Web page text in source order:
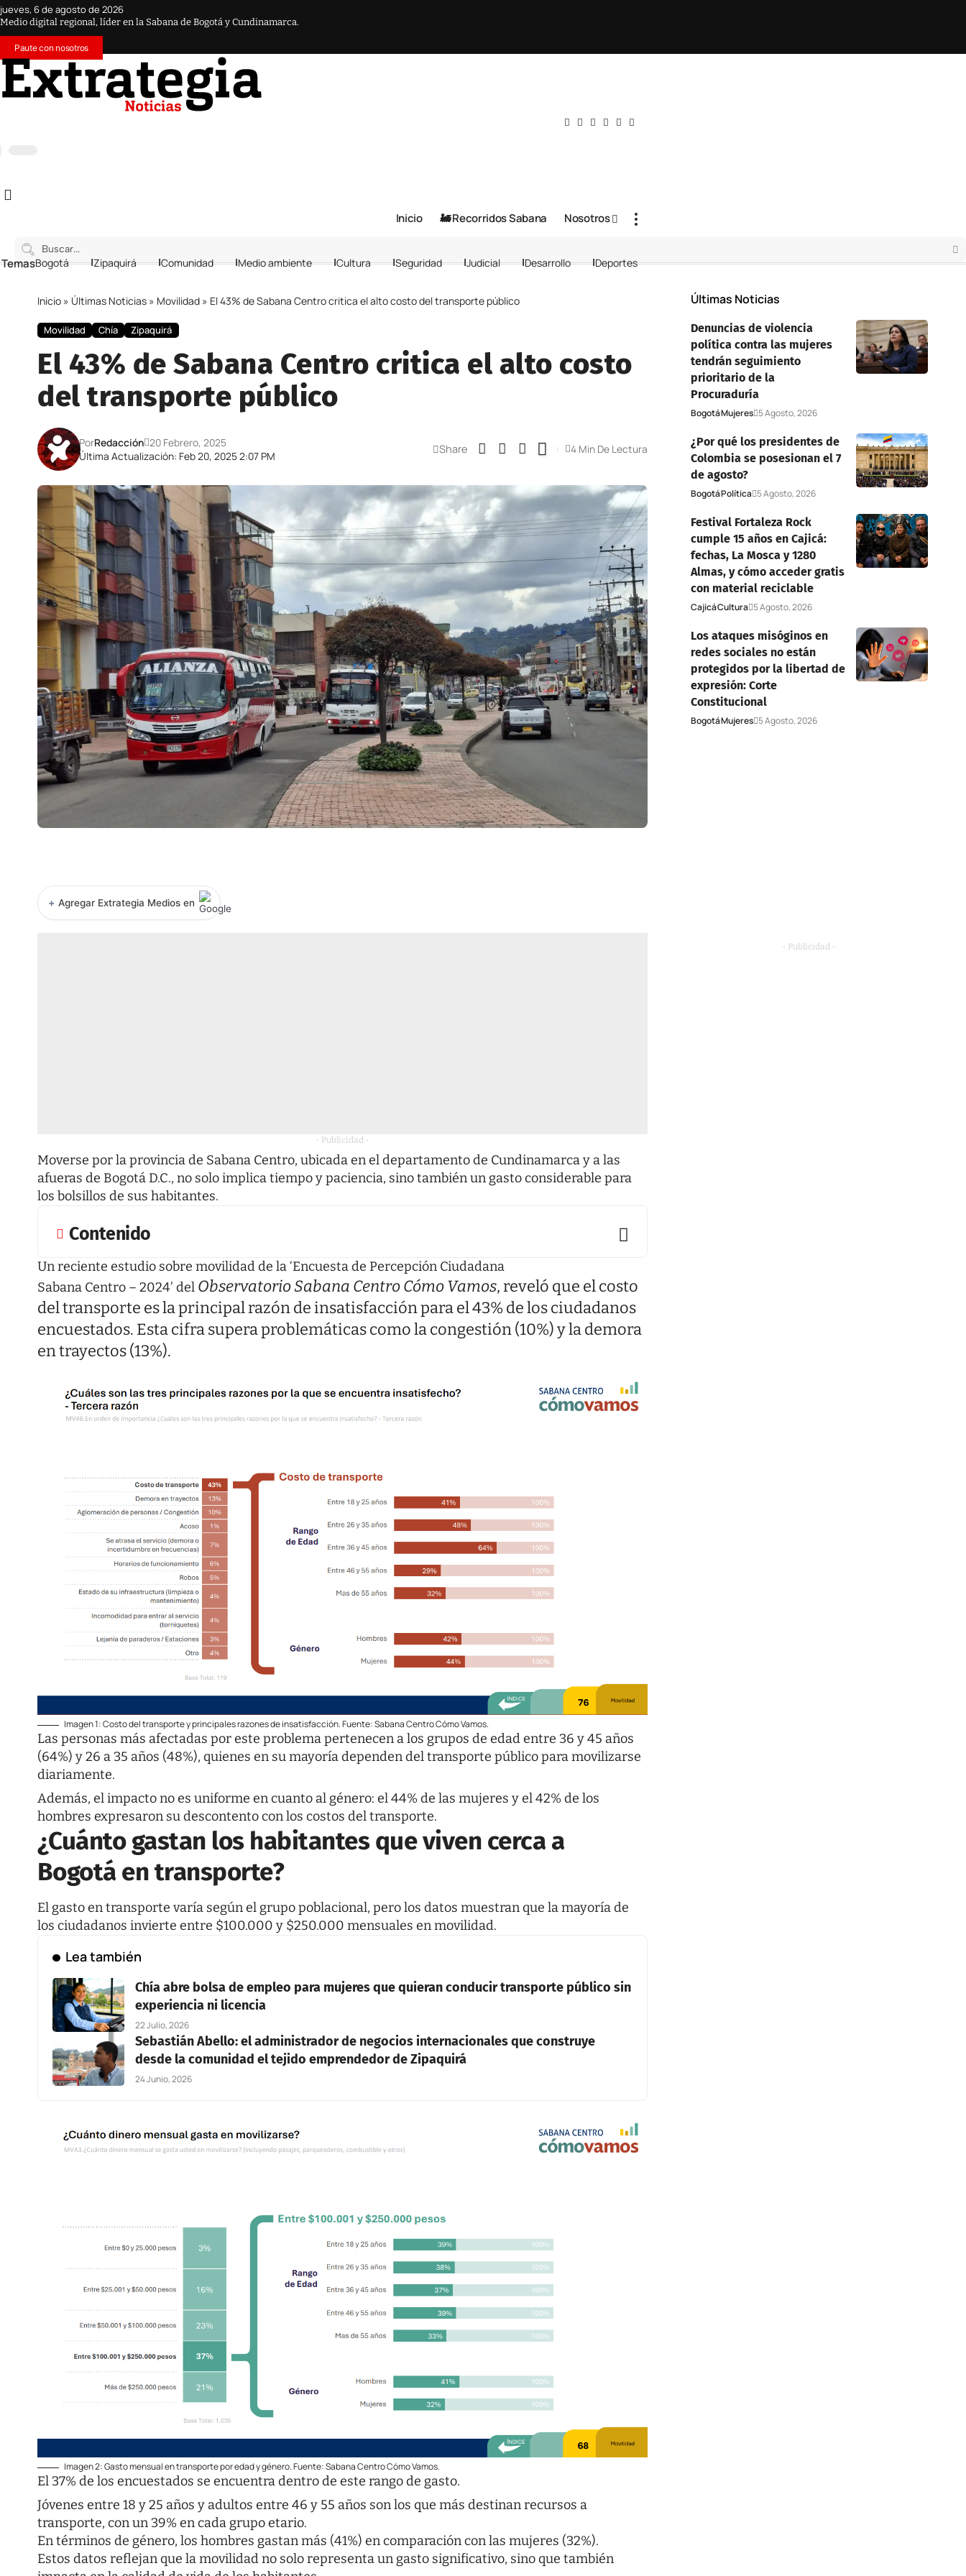
jueves, 6 de agosto de 2026
Medio digital regional, líder en la Sabana de Bogotá y Cundinamarca.
Paute con nosotros
Inicio 🚂 Recorridos Sabana Nosotros
Bogotá Zipaquirá Comunidad Medio ambiente Cultura Seguridad Judicial Desarrollo Deportes
Inicio » Últimas Noticias » Movilidad » El 43% de Sabana Centro critica el alto costo del transporte público
Movilidad Chía Zipaquirá
El 43% de Sabana Centro critica el alto costo
del transporte público
Última Actualización: Feb 20, 2025 2:07 PM
PorRedacción 20 Febrero, 2025 Share 4 Min De Lectura
+ Agregar Extrategia Medios en
- Publicidad -
Moverse por la provincia de Sabana Centro, ubicada en el departamento de Cundinamarca y a las
afueras de Bogotá D.C., no solo implica tiempo y paciencia, sino también un gasto considerable para
los bolsillos de sus habitantes.
Contenido
Un reciente estudio sobre movilidad de la ‘Encuesta de Percepción Ciudadana
Sabana Centro – 2024’ del Observatorio Sabana Centro Cómo Vamos, reveló que el costo
del transporte es la principal razón de insatisfacción para el 43% de los ciudadanos
encuestados. Esta cifra supera problemáticas como la congestión (10%) y la demora
en trayectos (13%).
Imagen 1: Costo del transporte y principales razones de insatisfacción. Fuente: Sabana Centro Cómo Vamos.
Las personas más afectadas por este problema pertenecen a los grupos de edad entre 36 y 45 años
(64%) y 26 a 35 años (48%), quienes en su mayoría dependen del transporte público para movilizarse
diariamente.
Además, el impacto no es uniforme en cuanto al género: el 44% de las mujeres y el 42% de los
hombres expresaron su descontento con los costos del transporte.
¿Cuánto gastan los habitantes que viven cerca a
Bogotá en transporte?
El gasto en transporte varía según el grupo poblacional, pero los datos muestran que la mayoría de
los ciudadanos invierte entre $100.000 y $250.000 mensuales en movilidad.
Lea también
Chía abre bolsa de empleo para mujeres que quieran conducir transporte público sin
experiencia ni licencia
22 Julio, 2026
Sebastián Abello: el administrador de negocios internacionales que construye
desde la comunidad el tejido emprendedor de Zipaquirá
24 Junio, 2026
Imagen 2: Gasto mensual en transporte por edad y género. Fuente: Sabana Centro Cómo Vamos.
El 37% de los encuestados se encuentra dentro de este rango de gasto.
Jóvenes entre 18 y 25 años y adultos entre 46 y 55 años son los que más destinan recursos a
transporte, con un 39% en cada grupo etario.
En términos de género, los hombres gastan más (41%) en comparación con las mujeres (32%).
Estos datos reflejan que la movilidad no solo representa un gasto significativo, sino que también
Últimas Noticias
Denuncias de violencia
política contra las mujeres
tendrán seguimiento
prioritario de la
Procuraduría
BogotáMujeres 5 Agosto, 2026
¿Por qué los presidentes de
Colombia se posesionan el 7
de agosto?
BogotáPolítica 5 Agosto, 2026
Festival Fortaleza Rock
cumple 15 años en Cajicá:
fechas, La Mosca y 1280
Almas, y cómo acceder gratis
con material reciclable
CajicáCultura 5 Agosto, 2026
Los ataques misóginos en
redes sociales no están
protegidos por la libertad de
expresión: Corte
Constitucional
BogotáMujeres 5 Agosto, 2026
- Publicidad -